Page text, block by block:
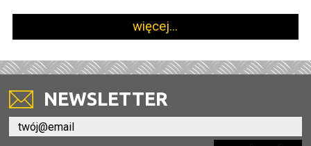
więcej...
NEWSLETTER